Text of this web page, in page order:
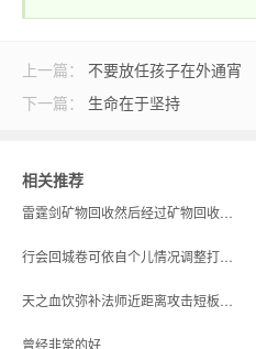
上一篇： 不要放任孩子在外通宵
下一篇： 生命在于坚持
相关推荐
雷霆剑矿物回收然后经过矿物回收站就能兑换成实用道具
行会回城卷可依自个儿情况调整打架技巧的道具
天之血饮弥补法师近距离攻击短板的实战解读
曾经非常的好